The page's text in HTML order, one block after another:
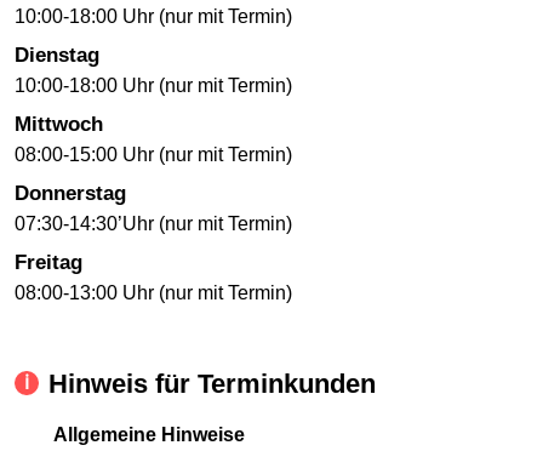
10:00-18:00 Uhr (nur mit Termin)
Dienstag
10:00-18:00 Uhr (nur mit Termin)
Mittwoch
08:00-15:00 Uhr (nur mit Termin)
Donnerstag
07:30-14:30’Uhr (nur mit Termin)
Freitag
08:00-13:00 Uhr (nur mit Termin)
Hinweis für Terminkunden
Allgemeine Hinweise